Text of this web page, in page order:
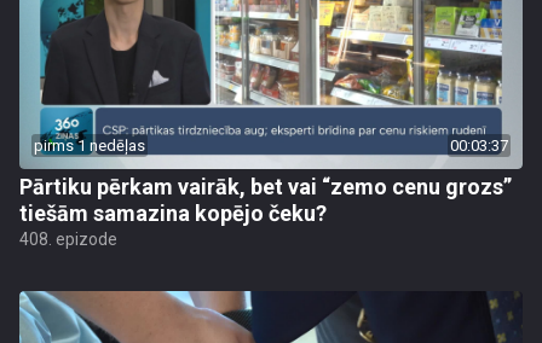
pirms 1 nedēļas 00:03:37
Pārtiku pērkam vairāk, bet vai “zemo cenu grozs”
tiešām samazina kopējo čeku?
408. epizode